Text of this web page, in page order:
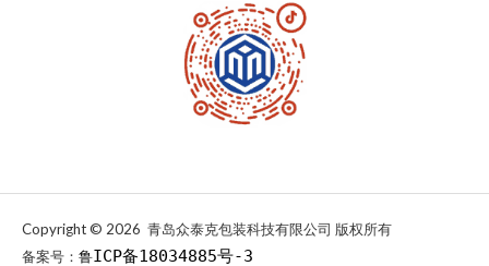
Copyright © 2026 青岛众泰克包装科技有限公司 版权所有
备案号： 鲁ICP备18034885号-3